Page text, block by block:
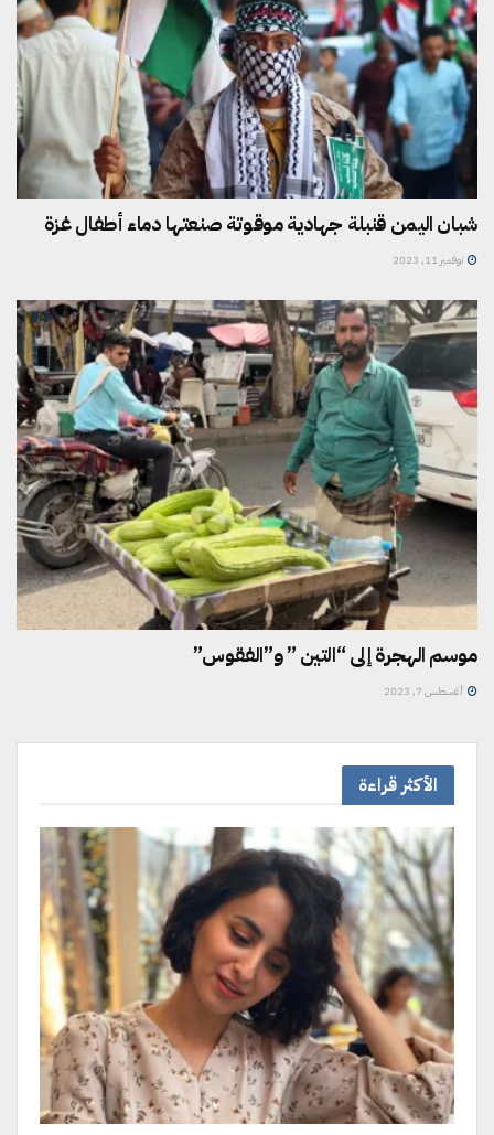
شبان اليمن قنبلة جهادية موقوتة صنعتها دماء أطفال غزة
نوفمبر 11, 2023
موسم الهجرة إلى “التين ” و”الفقوس”
أغسطس 7, 2023
الأكثر قراءة